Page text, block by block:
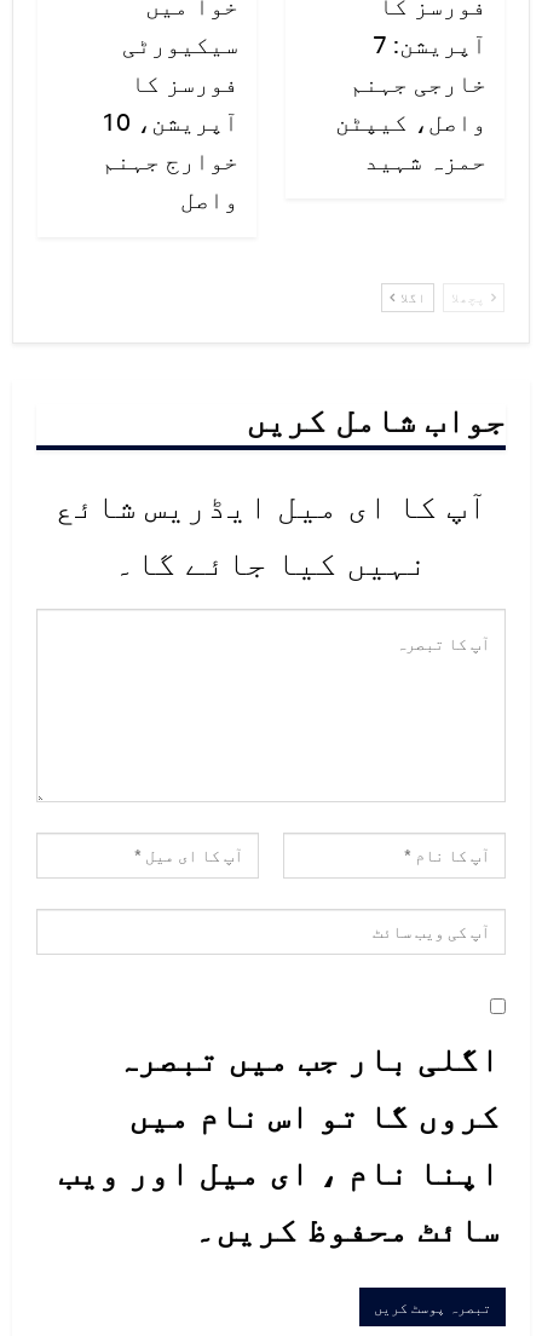
آپریشن: 7
خارجی جہنم
واصل، کیپٹن
حمزہ شہید
سیکیورٹی
فورسز کا
آپریشن، 10
خوارج جہنم
واصل
پچھلا اگلا
جواب شامل کریں
آپ کا ای میل ایڈریس شائع
نہیں کیا جائے گا۔
اگلی بار جب میں تبصرہ
کروں گا تو اس نام میں
اپنا نام ، ای میل اور ویب
سائٹ محفوظ کریں۔